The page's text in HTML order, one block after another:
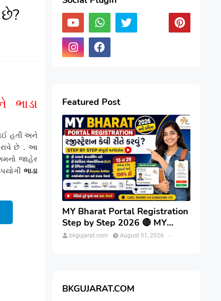
ભાડા
હતી અને
છે . આ
જાહેર
ભાડા
Featured Post
MY Bharat Portal Registration
Step by Step 2026 🔴 MY
Bharat પોર્ટલ પર રજીસ્ટ્રેશન કેવી
bkgujarat.com -
August 01, 2026
BKGUJARAT.COM